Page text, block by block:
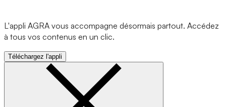
L'appli AGRA vous accompagne désormais partout. Accédez
à tous vos contenus en un clic.
Téléchargez l'appli